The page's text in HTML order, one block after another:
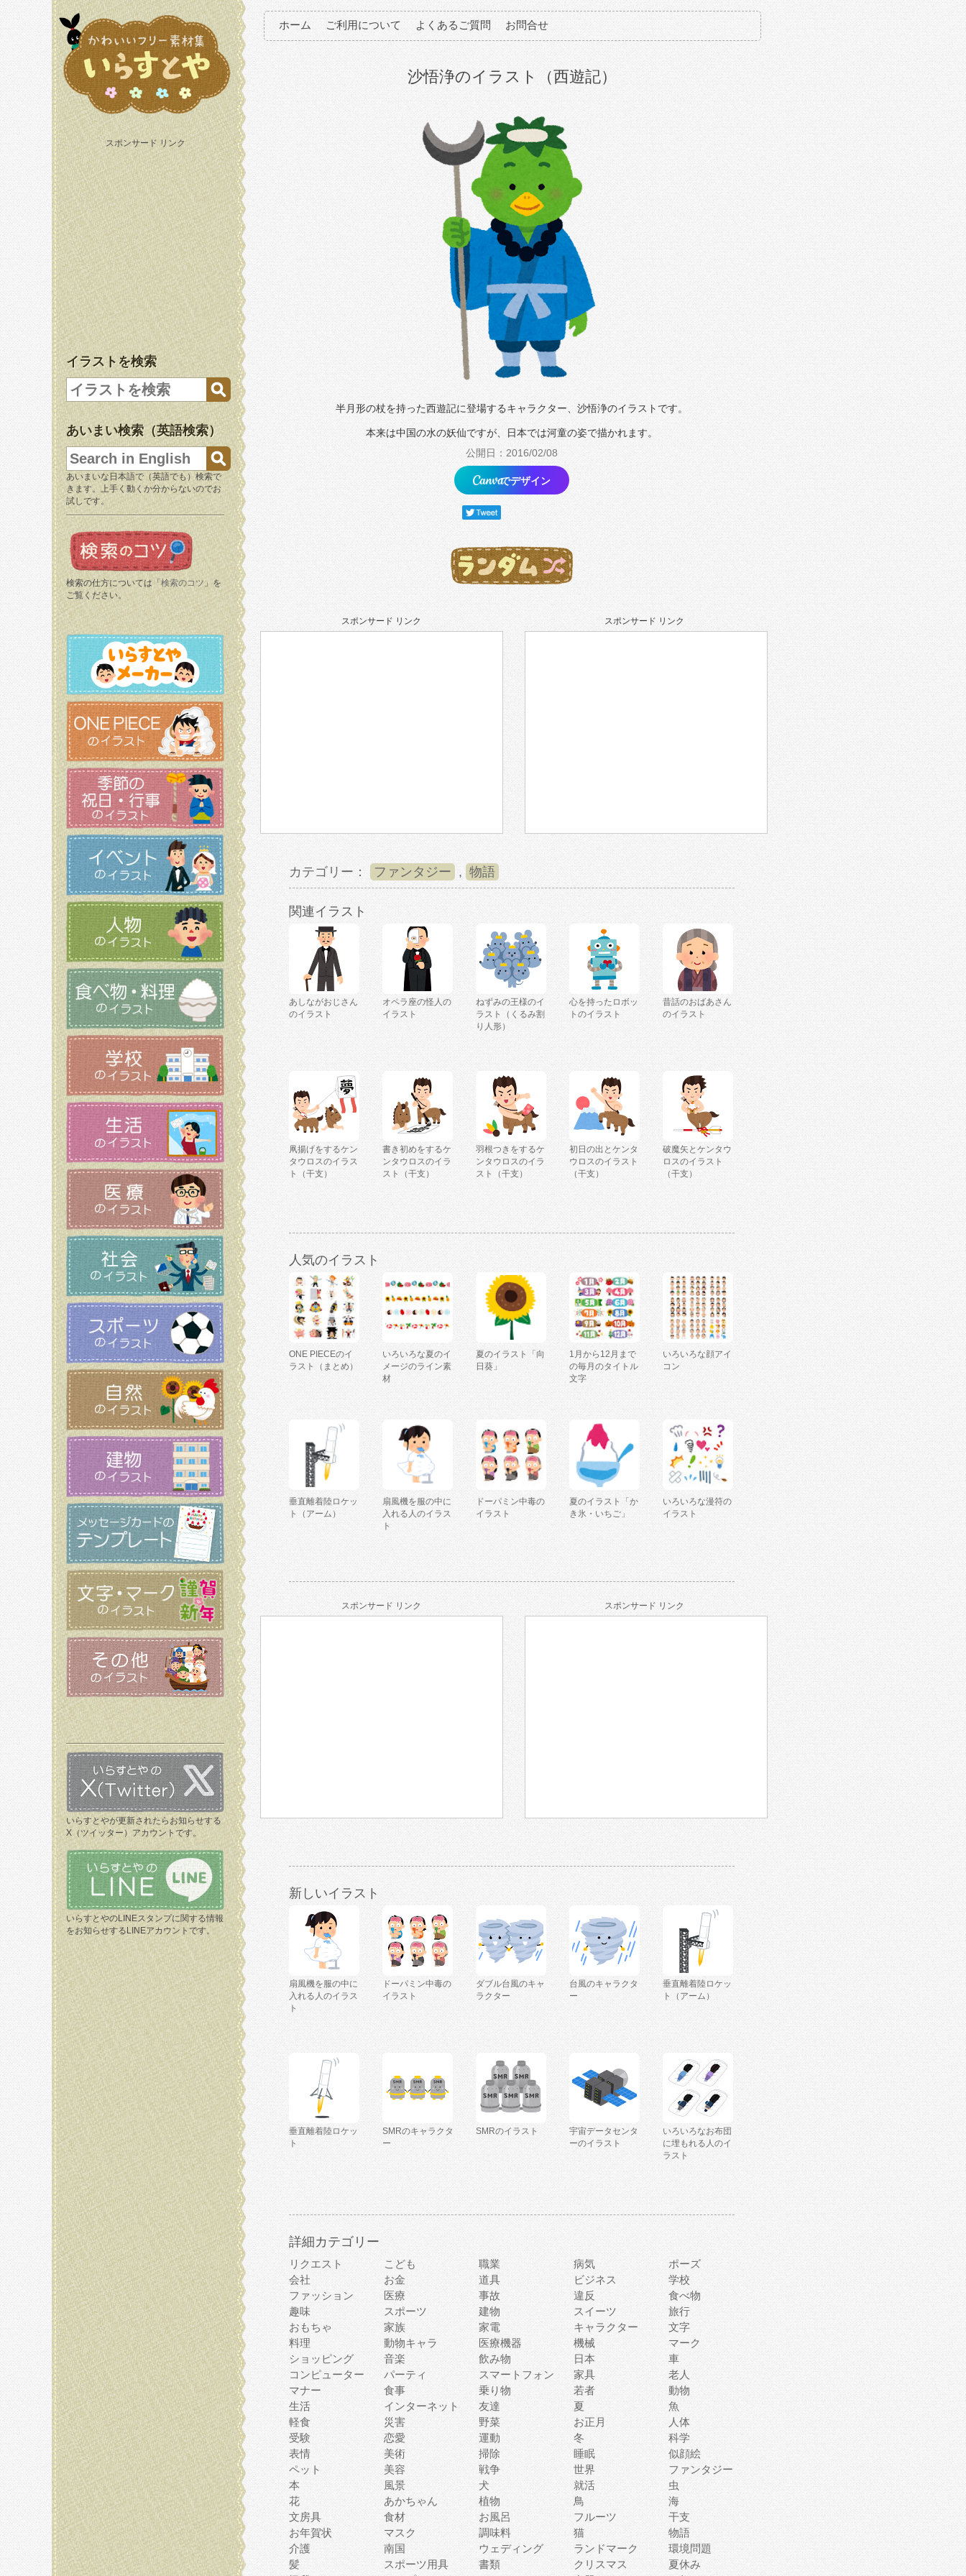
スポンサード リンク
イラストを検索
あいまい検索（英語検索）
あいまいな日本語で（英語でも）検索で
きます。上手く動くか分からないのでお
試しです。
検索の仕方については「 検索のコツ 」を
ご覧ください。
いらすとやが更新されたらお知らせする
X（ツイッター）アカウントです。
いらすとやのLINEスタンプに関する情報
をお知らせするLINEアカウントです。
ホーム ご利用について よくあるご質問 お問合せ
沙悟浄のイラスト（西遊記）
半月形の杖を持った西遊記に登場するキャラクター、沙悟浄のイラストです。
本来は中国の水の妖仙ですが、日本では河童の姿で描かれます。
公開日：2016/02/08
でデザイン
スポンサード リンク スポンサード リンク
カテゴリー： ファンタジー , 物語
関連イラスト
あしながおじさん
のイラスト
オペラ座の怪人の
イラスト
ねずみの王様のイ
ラスト（くるみ割
り人形）
心を持ったロボッ
トのイラスト
昔話のおばあさん
のイラスト
凧揚げをするケン
タウロスのイラス
ト（干支）
書き初めをするケ
ンタウロスのイラ
スト（干支）
羽根つきをするケ
ンタウロスのイラ
スト（干支）
初日の出とケンタ
ウロスのイラスト
（干支）
破魔矢とケンタウ
ロスのイラスト
（干支）
人気のイラスト
ONE PIECEのイ
ラスト（まとめ）
いろいろな夏のイ
メージのライン素
材
夏のイラスト「向
日葵」
1月から12月まで
の毎月のタイトル
文字
いろいろな顔アイ
コン
垂直離着陸ロケッ
ト（アーム）
扇風機を服の中に
入れる人のイラス
ト
ドーパミン中毒の
イラスト
夏のイラスト「か
き氷・いちご」
いろいろな漫符の
イラスト
スポンサード リンク スポンサード リンク
新しいイラスト
扇風機を服の中に
入れる人のイラス
ト
ドーパミン中毒の
イラスト
ダブル台風のキャ
ラクター
台風のキャラクタ
ー
垂直離着陸ロケッ
ト（アーム）
垂直離着陸ロケッ
ト
SMRのキャラクタ
ー
SMRのイラスト
宇宙データセンタ
ーのイラスト
いろいろなお布団
に埋もれる人のイ
ラスト
詳細カテゴリー
リクエスト こども 職業 病気
ポーズ
会社
お金 道具 ビジネス
学校
ファッション
医療 事故 違反
食べ物
趣味
スポーツ 建物 スイーツ
旅行
おもちゃ
家族 家電 キャラクター
文字
料理
動物キャラ 医療機器 機械
マーク
ショッピング
音楽 飲み物 日本
車
コンピューター
パーティ スマートフォン 家具
老人
マナー
食事 乗り物 若者
動物
生活
インターネット 友達 夏
魚
軽食
災害 野菜 お正月
人体
受験
恋愛 運動 冬
科学
表情
美術 掃除 睡眠
似顔絵
ペット
美容 戦争 世界
ファンタジー
本
風景 犬 就活
虫
花
あかちゃん 植物 鳥
海
文房具
食材 お風呂 フルーツ
干支
お年賀状
マスク 調味料 猫
物語
介護
南国 ウェディング ランドマーク
環境問題
髪
スポーツ用具 書類 クリスマス
夏休み